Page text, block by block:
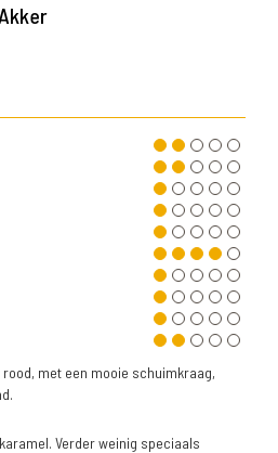
rood, met een mooie schuimkraag,
Verder weinig speciaals